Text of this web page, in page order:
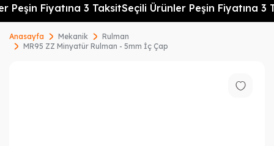
Peşin Fiyatına 3 TaksitSeçili Ürünler Peşin Fiyatına 3
Anasayfa Mekanik
Rulman
MR95 ZZ Minyatür Rulman - 5mm İç Çap